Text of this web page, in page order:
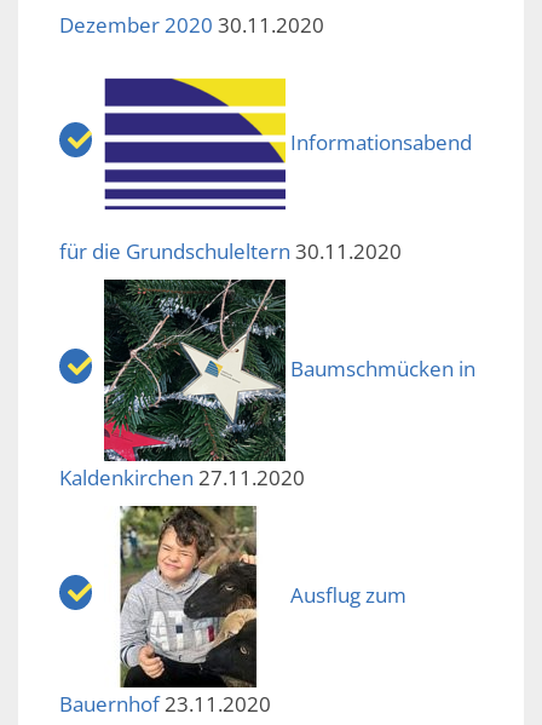
Dezember 2020 30.11.2020
Informationsabend
für die Grundschuleltern 30.11.2020
Baumschmücken in
Kaldenkirchen 27.11.2020
Ausflug zum
Bauernhof23.11.2020